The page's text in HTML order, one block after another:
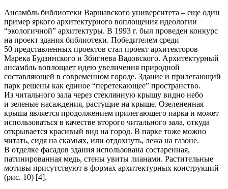
Ансамбль библиотеки Варшавского университета – еще один
пример яркого архитектурного воплощения идеологии
“экологичной” архитектуры. В 1993 г. был проведен конкурс
на проект здания библиотеки. Победителем среди
50 представленных проектов стал проект архитекторов
Марека Будзинского и Збигнева Вадовского. Архитектурный
ансамбль воплощает идею увеличения природной
составляющей в современном городе. Здание и прилегающий
парк решены как единое “перетекающее” пространство.
Из читального зала через стеклянную крышу видно небо
и зеленые насаждения, растущие на крыше. Озелененная
крыша является продолжением прилегающего парка и может
использоваться в качестве второго читального зала, откуда
открывается красивый вид на город. В парке тоже можно
читать, сидя на скамьях, или отдохнуть, лежа на газоне.
В отделке фасадов здания использована состаренная,
патинированная медь, стены увиты лианами. Растительные
мотивы присутствуют в формах архитектурных конструкций
(рис. 10) [4].